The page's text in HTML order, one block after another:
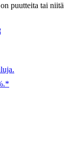
puutteita tai niitä